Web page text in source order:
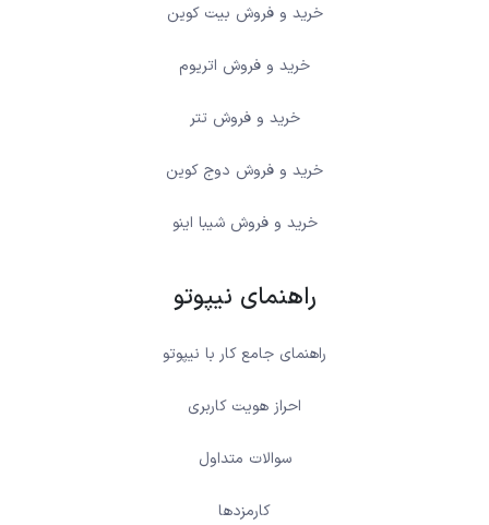
خرید و فروش بیت کوین
خرید و فروش اتریوم
خرید و فروش تتر
خرید و فروش دوج کوین
خرید و فروش شیبا اینو
راهنمای نیپوتو
راهنمای جامع کار با نیپوتو
احراز هویت کاربری
سوالات متداول
کارمزدها